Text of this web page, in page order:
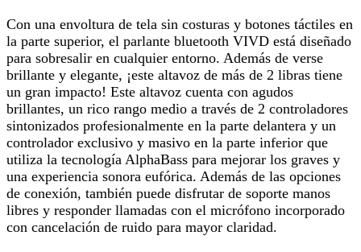
Con una envoltura de tela sin costuras y botones táctiles en
la parte superior, el parlante bluetooth VIVD está diseñado
para sobresalir en cualquier entorno. Además de verse
brillante y elegante, ¡este altavoz de más de 2 libras tiene
un gran impacto! Este altavoz cuenta con agudos
brillantes, un rico rango medio a través de 2 controladores
sintonizados profesionalmente en la parte delantera y un
controlador exclusivo y masivo en la parte inferior que
utiliza la tecnología AlphaBass para mejorar los graves y
una experiencia sonora eufórica. Además de las opciones
de conexión, también puede disfrutar de soporte manos
libres y responder llamadas con el micrófono incorporado
con cancelación de ruido para mayor claridad.